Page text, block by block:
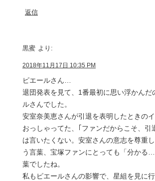
返信
黒蜜 より:
2018年11月17日 10:35 PM
ピエールさん…
退団発表を見て、1番最初に思い浮かんだ
ルさんでした。
安室奈美恵さんが引退を表明したときの
おっしゃってた、｢ファンだからこそ、引
は言いたくない。安室さんの意志を尊重
う言葉、宝塚ファンにとっても「分かる
葉でしたね。
私もピエールさんの影響で、星組を見に